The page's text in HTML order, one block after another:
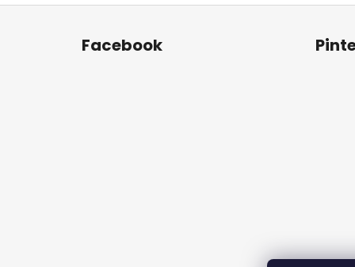
Z
Facebook